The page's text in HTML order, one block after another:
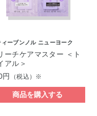
ィーブンノル ニューヨーク
ーチケアマスター ＜ト
アル＞
円
（税込）※
商品を購入する